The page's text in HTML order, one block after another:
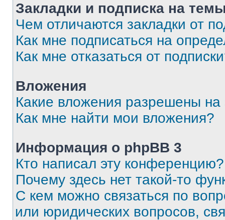
Закладки и подписка на
Чем отличаются закладки от
Как мне подписаться на
Как мне отказаться от
Вложения
Какие вложения разрешены
Как мне найти мои вложения?
Информация о phpBB 3
Кто написал эту конференцию?
Почему здесь нет такой-то
С кем можно связаться по
или юридических вопросов,